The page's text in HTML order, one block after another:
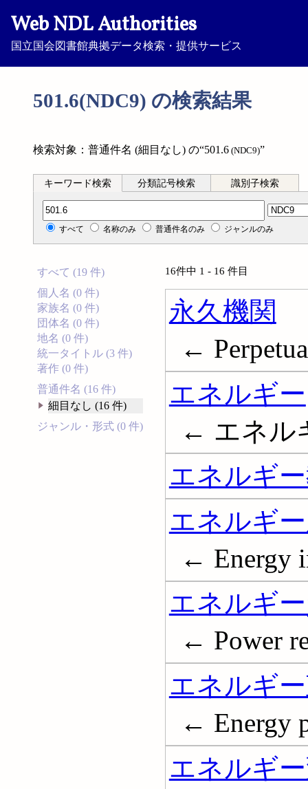
Web NDL Authorities
国立国会図書館典拠データ検索・提供サービス
501.6(NDC9) の検索結果
検索対象：普通件名 (細目なし) の“501.6 (NDC9)”
キーワード検索 分類記号検索 識別子検索
分類記号検索
すべて 名称のみ 普通件名のみ ジャンルのみ
すべて (19 件)
個人名 (0 件)
家族名 (0 件)
団体名 (0 件)
地名 (0 件)
統一タイトル (3 件)
著作 (0 件)
普通件名 (16 件)
細目なし (16 件)
ジャンル・形式 (0 件)
16件中 1 - 16 件目
永久機関
←
エネルギー
← エネル
エネルギ
エネルギ
← Energy
エネルギ
← Power
エネルギ
← Energy
エネルギ